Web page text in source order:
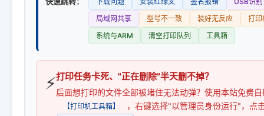
局域网共享
型号不一致 装好无反应
打印
系统与ARM
清空打印队列 工具箱
⚡打印任务卡死、"正在删除"半天删不掉？
后面想打印的文件全部被堵住无法动弹？使用本站免费
【打印机工具箱】
，右键选择"以管理员身份运行"，点